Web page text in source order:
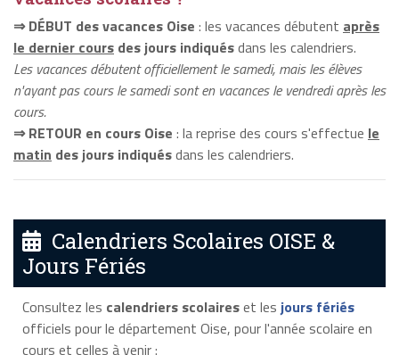
⇒ DÉBUT des vacances Oise : les vacances débutent après
le dernier cours des jours indiquésdans les calendriers.
Les vacances débutent officiellement le samedi, mais les élèves
n'ayant pas cours le samedi sont en vacances le vendredi après les
cours.
⇒ RETOUR en cours Oise : la reprise des cours s'effectue le
matin des jours indiquésdans les calendriers.
Calendriers Scolaires OISE &
Jours Fériés
Consultez les calendriers scolaireset les jours fériés
officiels pour le département Oise, pour l'année scolaire en
cours et celles à venir :